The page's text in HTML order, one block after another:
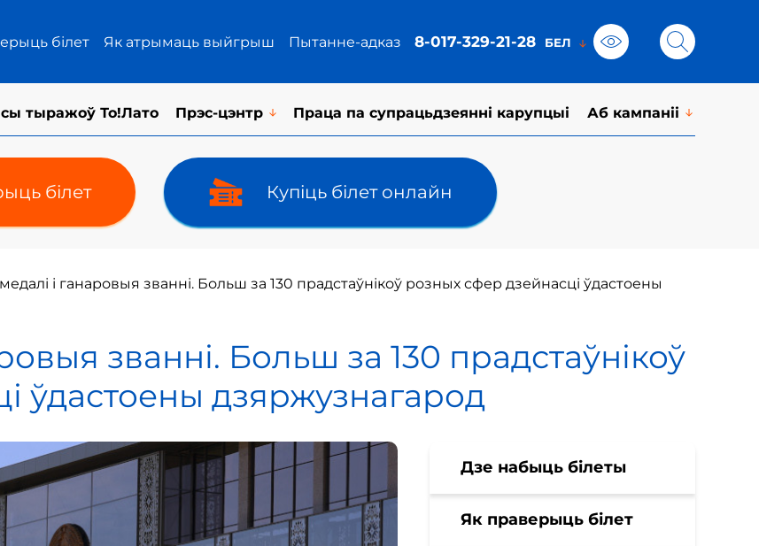
білет Як атрымаць выйгрыш Пытанне-адказ 8-017-329-21-28
тыражоў То!Лато Прэс-цэнтр Праца па супрацьдзеянні карупцыі Аб кампаніі
білет Купіць білет онлайн
і ганаровыя званні. Больш за 130 прадстаўнікоў розных сфер дзейнасці ўдастоены
званні. Больш за 130 прадстаўнікоў
ўдастоены дзяржузнагарод
Дзе набыць білеты
Як праверыць білет